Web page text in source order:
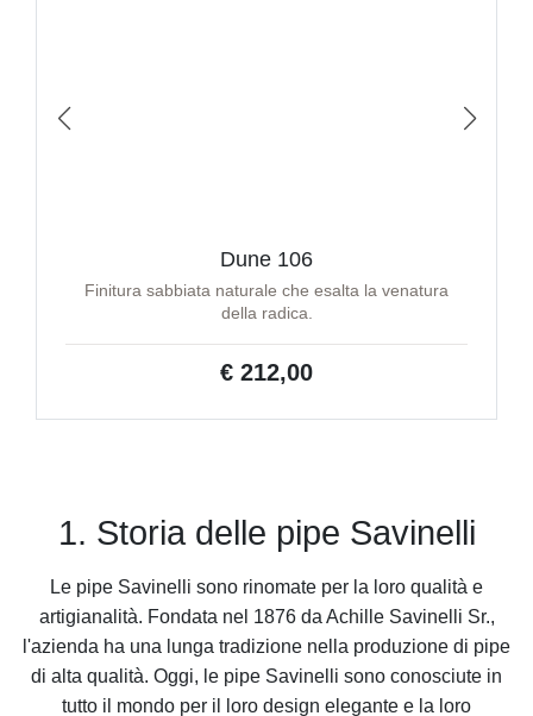
Dune 106
Finitura sabbiata naturale che esalta la venatura
della radica.
€ 212,00
1. Storia delle pipe Savinelli
Le pipe Savinelli sono rinomate per la loro qualità e
artigianalità. Fondata nel 1876 da Achille Savinelli Sr.,
l'azienda ha una lunga tradizione nella produzione di pipe
di alta qualità. Oggi, le pipe Savinelli sono conosciute in
tutto il mondo per il loro design elegante e la loro